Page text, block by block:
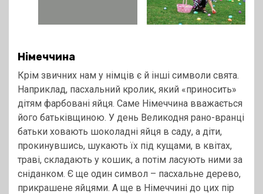
Німеччина
Крім звичних нам у німців є й інші символи свята.
Наприклад, пасхальний кролик, який «приносить»
дітям фарбовані яйця. Саме Німеччина вважається
його батьківщиною. У день Великодня рано-вранці
батьки ховають шоколадні яйця в саду, а діти,
прокинувшись, шукають їх під кущами, в квітах,
траві, складають у кошик, а потім ласують ними за
сніданком. Є ще один символ – пасхальне дерево,
прикрашене яйцями. А ще в Німеччині до цих пір